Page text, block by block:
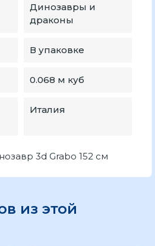
Динозавры и
драконы
В упаковке
0.068 м куб
Италия
3d Grabo 152 см
из этой